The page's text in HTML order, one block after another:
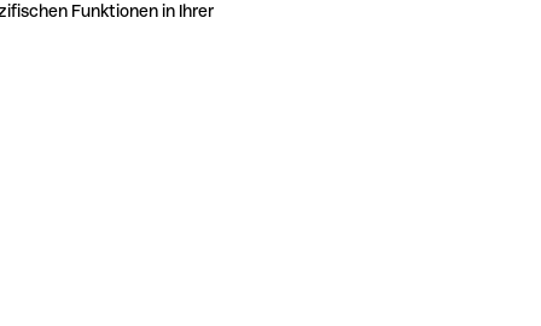
Funktionen in Ihrer